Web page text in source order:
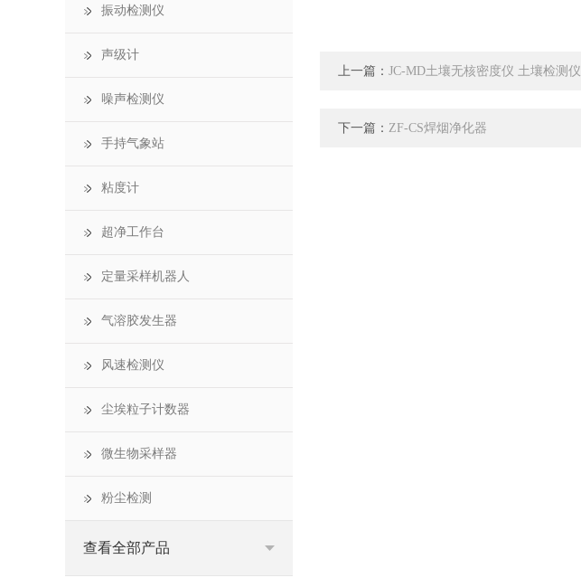
上一篇： JC-MD土壤无核密度仪 土壤检测仪
下一篇： ZF-CS焊烟净化器
振动检测仪
声级计
噪声检测仪
手持气象站
粘度计
超净工作台
定量采样机器人
气溶胶发生器
风速检测仪
尘埃粒子计数器
微生物采样器
粉尘检测
查看全部产品